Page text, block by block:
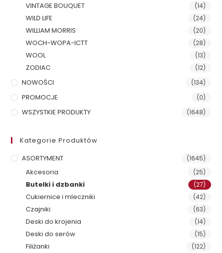
VINTAGE BOUQUET (14)
WILD LIFE (24)
WILLIAM MORRIS (20)
WOCH-WOPA-ICTT (28)
WOOL (13)
ZODIAC (12)
NOWOŚCI (134)
PROMOCJE (0)
WSZYSTKIE PRODUKTY (1648)
Kategorie Produktów
ASORTYMENT
(1645)
Akcesoria (25)
Butelki i dzbanki (27)
Cukiernice i mleczniki (42)
Czajniki (63)
Deski do krojenia (14)
Deski do serów (15)
Filiżanki (122)